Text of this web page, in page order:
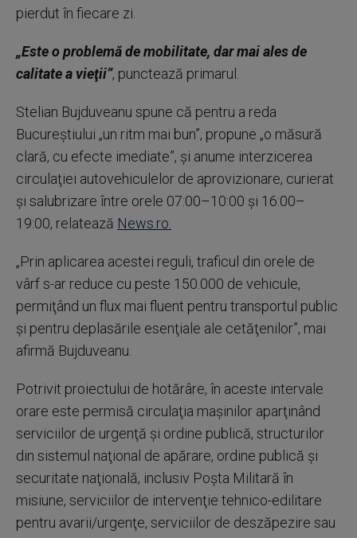
pierdut în fiecare zi.
„Este o problemă de mobilitate, dar mai ales de
calitate a vieţii”, punctează primarul.
Stelian Bujduveanu spune că pentru a reda
Bucureştiului „un ritm mai bun”, propune „o măsură
clară, cu efecte imediate”, şi anume interzicerea
circulaţiei autovehiculelor de aprovizionare, curierat
şi salubrizare între orele 07:00–10:00 şi 16:00–
19:00, relatează News.ro.
„Prin aplicarea acestei reguli, traficul din orele de
vârf s-ar reduce cu peste 150.000 de vehicule,
permiţând un flux mai fluent pentru transportul public
şi pentru deplasările esenţiale ale cetăţenilor”, mai
afirmă Bujduveanu.
Potrivit proiectului de hotărâre, în aceste intervale
orare este permisă circulaţia maşinilor aparţinând
serviciilor de urgenţă şi ordine publică, structurilor
din sistemul naţional de apărare, ordine publică şi
securitate naţională, inclusiv Poşta Militară în
misiune, serviciilor de intervenţie tehnico-edilitare
pentru avarii/urgenţe, serviciilor de deszăpezire sau